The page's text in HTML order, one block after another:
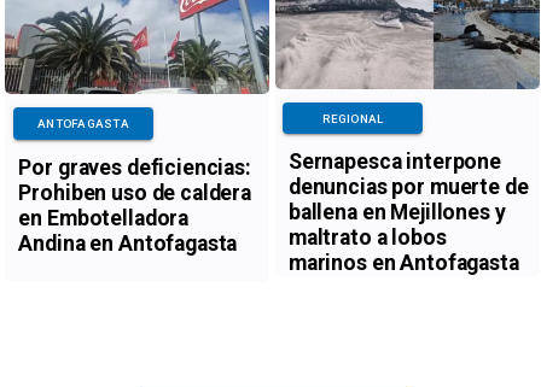
Por graves deficiencias:
Prohiben uso de caldera
en Embotelladora
Andina en Antofagasta
ANTOFAGASTA
Sernapesca interpone
denuncias por muerte de
ballena en Mejillones y
maltrato a lobos
marinos en Antofagasta
REGIONAL